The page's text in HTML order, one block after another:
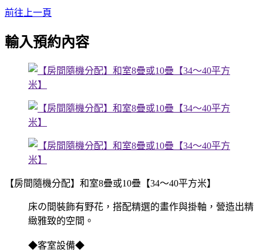
前往上一頁
輸入預約內容
【房間隨機分配】和室8疊或10疊【34～40平方米】
床の間裝飾有野花，搭配精選的畫作與掛軸，營造出精
緻雅致的空間。
◆客室設備◆